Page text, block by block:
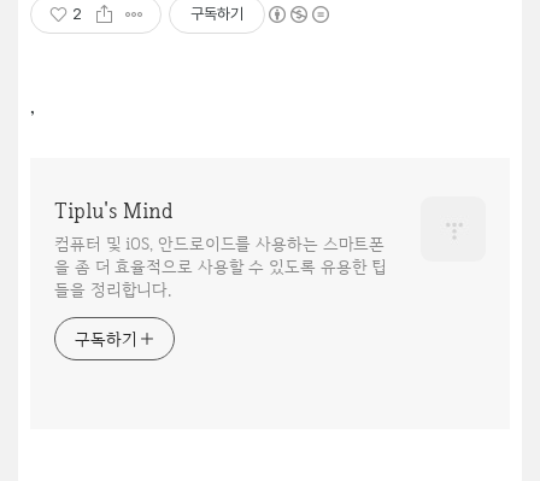
2 구독하기
,
Tiplu's Mind
컴퓨터 및 iOS, 안드로이드를 사용하는 스마트폰
을 좀 더 효율적으로 사용할 수 있도록 유용한 팁
들을 정리합니다.
구독하기